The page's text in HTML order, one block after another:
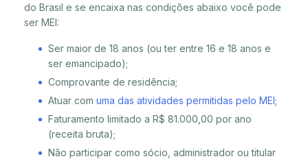
do Brasil e se encaixa nas condições abaixo você pode
ser MEI:
Ser maior de 18 anos (ou ter entre 16 e 18 anos e
ser emancipado);
Comprovante de residência;
Atuar com uma das atividades permitidas pelo MEI;
Faturamento limitado a R$ 81.000,00 por ano
(receita bruta);
Não participar como sócio, administrador ou titular